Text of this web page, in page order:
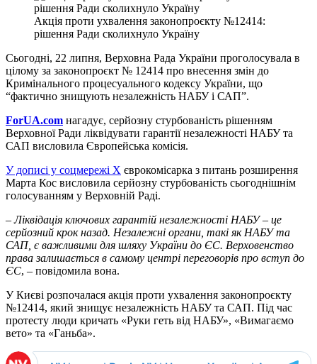
Акція проти ухвалення законопроєкту №12414:
рішення Ради сколихнуло Україну
Сьогодні, 22 липня, Верховна Рада України проголосувала в
цілому за законопроєкт № 12414 про внесення змін до
Кримінального процесуального кодексу України, що
“фактично знищують незалежність НАБУ і САП”.
ForUA.com нагадує, серйозну стурбованість рішенням
Верховної Ради ліквідувати гарантії незалежності НАБУ та
САП висловила Європейська комісія.
У дописі у соцмережі X єврокомісарка з питань розширення
Марта Кос висловила серйозну стурбованість сьогоднішнім
голосуванням у Верховній Раді.
– Ліквідація ключових гарантій незалежності НАБУ – це
серйозний крок назад. Незалежні органи, такі як НАБУ та
САП, є важливими для шляху України до ЄС. Верховенство
права залишається в самому центрі переговорів про вступ до
ЄС, – повідомила вона.
У Києві розпочалася акція проти ухвалення законопроєкту
№12414, який знищує незалежність НАБУ та САП. Під час
протесту люди кричать «Руки геть від НАБУ», «Вимагаємо
вето» та «Ганьба».